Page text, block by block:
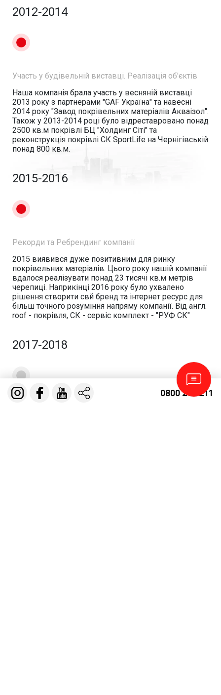
2012-2014
Участь у будівельній виставці. Реалізація об'єктів
Наша компанія брала участь у весняній виставці
2013 року з партнерами "GAF Україна" та навесні
2014 року "Завод покрівельних матеріалів Акваізол".
Також у 2013-2014 році було відреставровано понад
2500 кв.м покрівлі БЦ "Холдинг Сіті" та
реконструкція покрівлі СК SportLife на Чернігівській
понад 800 кв.м.
2015-2016
Рекорди та Ребрендинг компанії
2015 виявився дуже позитивним для ринку
покрівельних матеріалів. Цього року нашій компанії
вдалося реалізувати понад 23 тисячі кв.м метрів
черепиці. Наприкінці 2016 року було ухвалено
рішення створити свй бренд та інтернет ресурс для
більш точного розуміння напряму компанії. Від англ.
roof - покрівля, СК - сервіс комплект - "РУФ СК"
2017-2018
0800 210 211